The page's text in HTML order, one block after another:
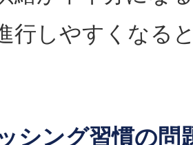
行しやすくなる
シング習慣の問